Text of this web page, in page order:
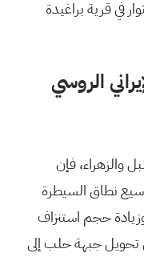
في قرية براغيدة
الروسي
والزهراء، فإن
نطاق السيطرة
حجم استنزاف
تحويل جبهة حلب إلى